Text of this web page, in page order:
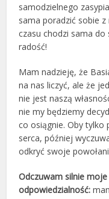
samodzielnego
sama poradzić sobie
czasu chodzi sama do
radość!
Mam nadzieję, że
na nas liczyć, ale że
nie jest naszą
nie my będziemy
co osiągnie. Oby tylko
serca, później
odkryć swoje
Odczuwam silnie
odpowiedzialność: